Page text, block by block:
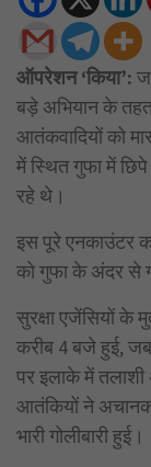
ऑपरेशन ‘किया’:
बड़े अभियान के
आतंकवादियों को
में स्थित गुफा में
रहे थे।
इस पूरे एनकाउंटर
को गुफा के अंदर से
सुरक्षा एजेंसियों के
करीब 4 बजे हुई,
पर इलाके में तलाशी
आतंकियों ने
भारी गोलीबारी हुई।